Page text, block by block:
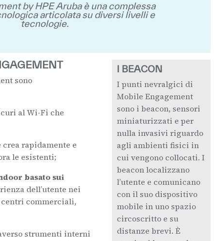
by HPE Aruba è una complessa
articolata su diversi livelli e
tecnologie.
sono
al Wi-Fi che
rapidamente e
le esistenti;
basato sui
dell’utente nei
commerciali,
strumenti interni
I BEACON
I punti nevralgici di
Mobile Engagement
sono i beacon, sensori
miniaturizzati e per
nulla invasivi riguardo
agli ambienti fisici in
cui vengono collocati. I
beacon localizzano
l’utente e comunicano
con il suo dispositivo
mobile in uno spazio
circoscritto e su
distanze brevi. È